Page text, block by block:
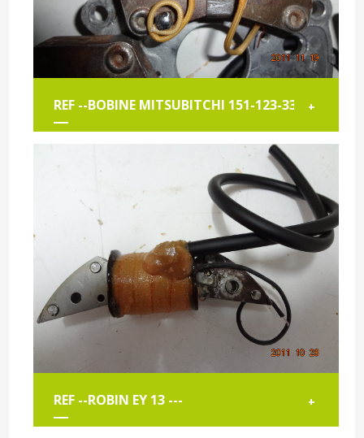
REF --BOBINE MITSUBITCHI 151-123-335 +
REF --ROBIN EY 13 --- +